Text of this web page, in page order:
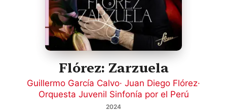
Flórez: Zarzuela
Guillermo García Calvo· Juan Diego Flórez·
Orquesta Juvenil Sinfonía por el Perú
2024